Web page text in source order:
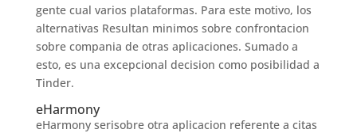
gente cual varios plataformas. Para este motivo, los
alternativas Resultan minimos sobre confrontacion
sobre compania de otras aplicaciones. Sumado a
esto, es una excepcional decision como posibilidad a
Tinder.
eHarmony
eHarmony seri­sobre otra aplicacion referente a citas